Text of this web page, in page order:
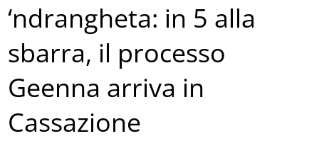
‘ndrangheta: in 5 alla
sbarra, il processo
Geenna arriva in
Cassazione